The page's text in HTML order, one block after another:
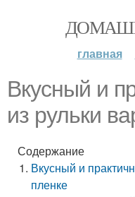
главная
Вкусный и
из рульки
Содержание
Вкусный и
пленке